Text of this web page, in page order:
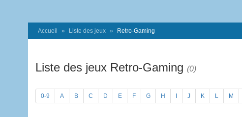
Accueil Liste des jeux Retro-Gaming
Liste des jeux Retro-Gaming (0)
0-9 A B C D E F G H J K L M